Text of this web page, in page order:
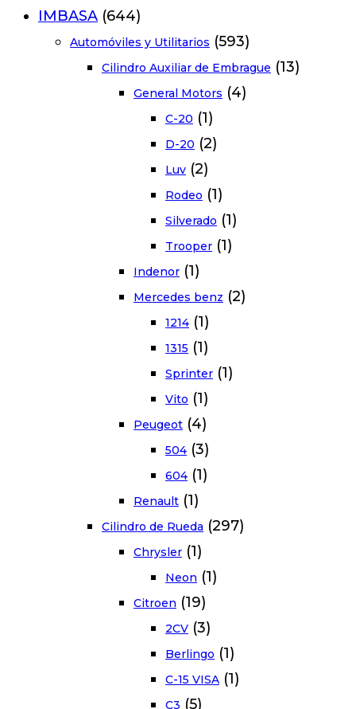
IMBASA (644)
Automóviles y Utilitarios (593)
Cilindro Auxiliar de Embrague (13)
General Motors (4)
C-20 (1)
D-20 (2)
Luv (2)
Rodeo (1)
Silverado (1)
Trooper (1)
Indenor (1)
Mercedes benz (2)
1214 (1)
1315 (1)
Sprinter (1)
Vito (1)
Peugeot (4)
504 (3)
604 (1)
Renault (1)
Cilindro de Rueda (297)
Chrysler (1)
Neon (1)
Citroen (19)
2CV (3)
Berlingo (1)
C-15 VISA (1)
C3 (5)